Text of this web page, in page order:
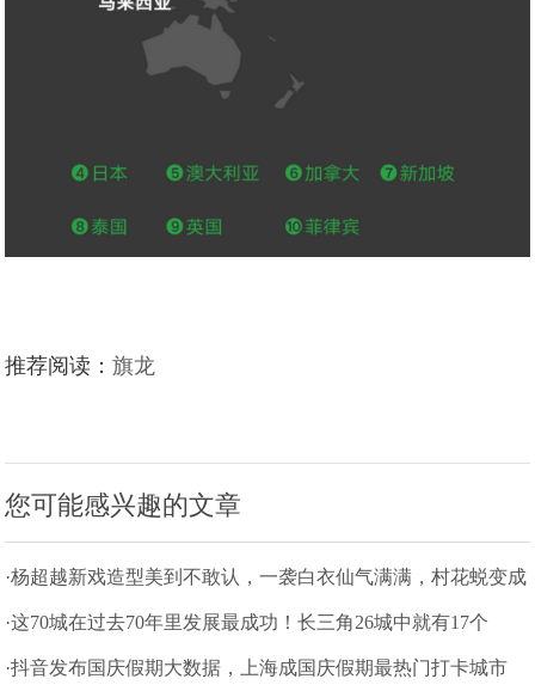
推荐阅读：旗龙
您可能感兴趣的文章
·杨超越新戏造型美到不敢认，一袭白衣仙气满满，村花蜕变成
仙女
·这70城在过去70年里发展最成功！长三角26城中就有17个
·抖音发布国庆假期大数据，上海成国庆假期最热门打卡城市